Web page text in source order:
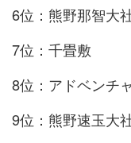
6位：熊野那智大
7位：千畳敷
8位：アドベンチ
9位：熊野速玉大